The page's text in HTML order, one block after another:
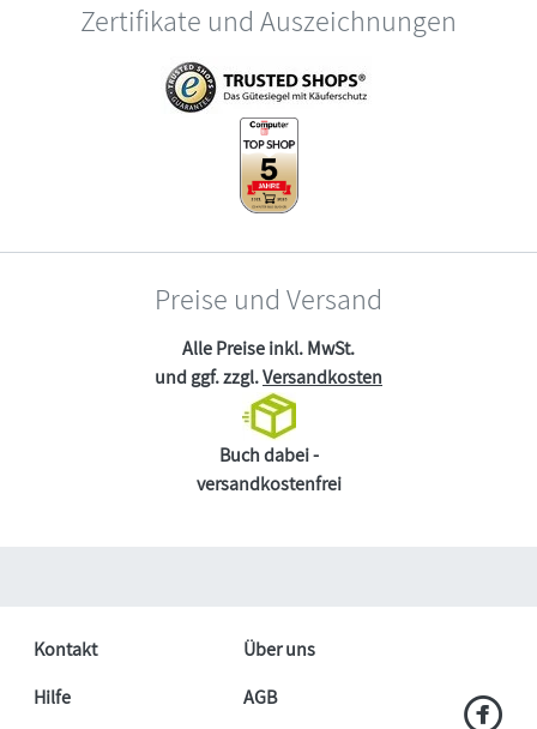
Zertifikate und Auszeichnungen
Preise und Versand
Alle Preise inkl. MwSt.
und ggf. zzgl.Versandkosten
Buch dabei -
versandkostenfrei
Kontakt
Über uns
Hilfe
AGB